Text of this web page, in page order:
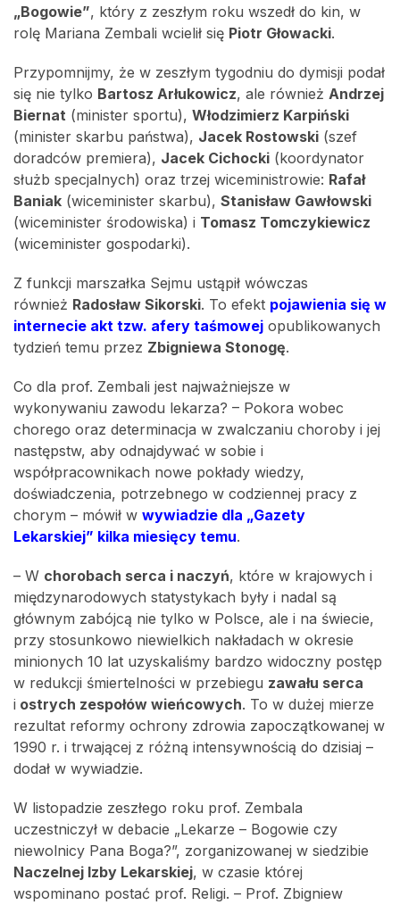
„Bogowie”, który z zeszłym roku wszedł do kin, w
rolę Mariana Zembali wcielił się Piotr Głowacki.
Przypomnijmy, że w zeszłym tygodniu do dymisji podał
się nie tylko Bartosz Arłukowicz, ale również Andrzej
Biernat (minister sportu), Włodzimierz Karpiński
(minister skarbu państwa), Jacek Rostowski (szef
doradców premiera), Jacek Cichocki (koordynator
służb specjalnych) oraz trzej wiceministrowie: Rafał
Baniak (wiceminister skarbu), Stanisław Gawłowski
(wiceminister środowiska) i Tomasz Tomczykiewicz
(wiceminister gospodarki).
Z funkcji marszałka Sejmu ustąpił wówczas
również Radosław Sikorski. To efekt pojawienia się w
internecie akt tzw. afery taśmowej opublikowanych
tydzień temu przez Zbigniewa Stonogę.
Co dla prof. Zembali jest najważniejsze w
wykonywaniu zawodu lekarza? – Pokora wobec
chorego oraz determinacja w zwalczaniu choroby i jej
następstw, aby odnajdywać w sobie i
współpracownikach nowe pokłady wiedzy,
doświadczenia, potrzebnego w codziennej pracy z
chorym – mówił w wywiadzie dla „Gazety
Lekarskiej” kilka miesięcy temu.
– W chorobach serca i naczyń, które w krajowych i
międzynarodowych statystykach były i nadal są
głównym zabójcą nie tylko w Polsce, ale i na świecie,
przy stosunkowo niewielkich nakładach w okresie
minionych 10 lat uzyskaliśmy bardzo widoczny postęp
w redukcji śmiertelności w przebiegu zawału serca
i ostrych zespołów wieńcowych. To w dużej mierze
rezultat reformy ochrony zdrowia zapoczątkowanej w
1990 r. i trwającej z różną intensywnością do dzisiaj –
dodał w wywiadzie.
W listopadzie zeszłego roku prof. Zembala
uczestniczył w debacie „Lekarze – Bogowie czy
niewolnicy Pana Boga?”, zorganizowanej w siedzibie
Naczelnej Izby Lekarskiej, w czasie której
wspominano postać prof. Religi. – Prof. Zbigniew